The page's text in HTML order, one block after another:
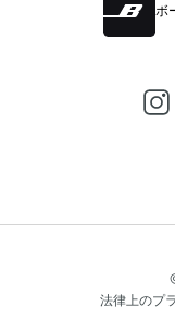
ボ
法律上のプ